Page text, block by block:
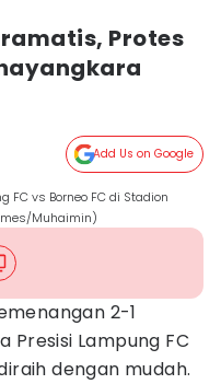
Protes
Add Us on Google
FC vs Borneo FC di Stadion
Muhaimin)
2-1
Presisi Lampung FC
dengan mudah.